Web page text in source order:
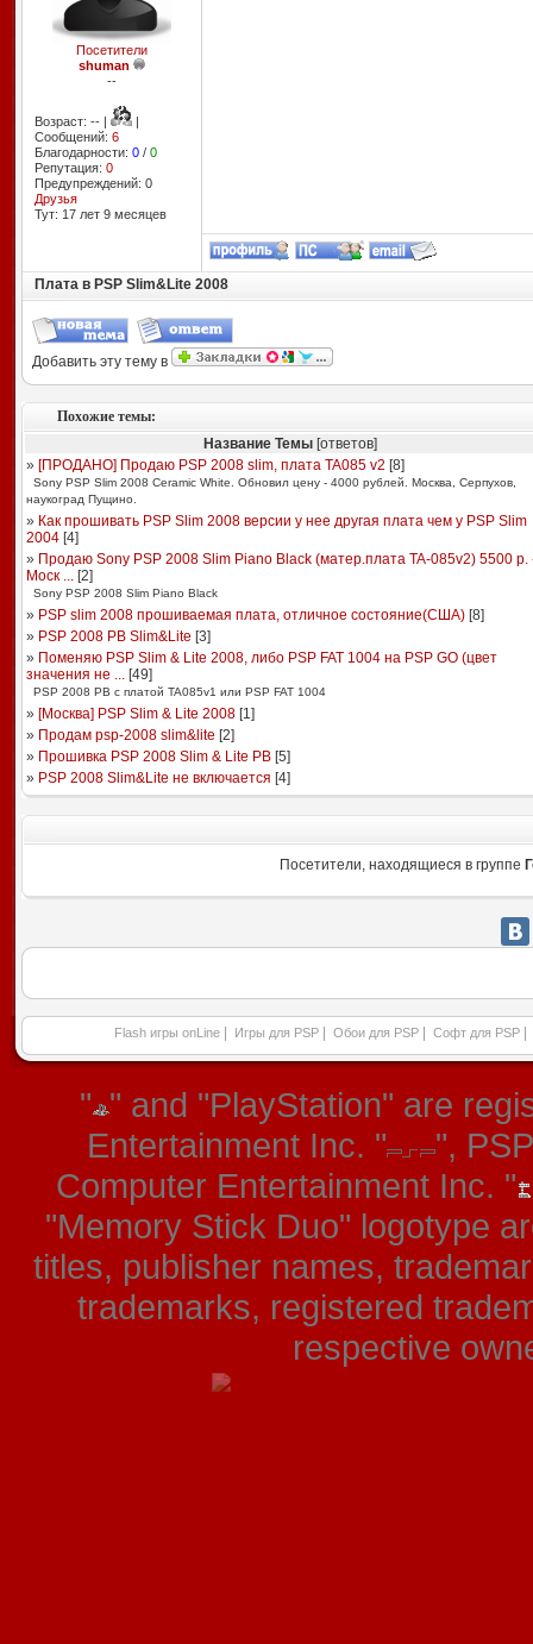
Посетители
shuman
--
Возраст: -- |
|
Сообщений: 6
Благодарности: 0/ 0
Репутация: 0
Предупреждений: 0
Друзья
Тут: 17 лет 9 месяцев
Плата в PSP Slim&Lite 2008
Добавить эту тему в
Похожие темы:
Название Темы [ответов]
» [ПРОДАНО] Продаю PSP 2008 slim, плата TA085 v2 [8]
Sony PSP Slim 2008 Ceramic White. Обновил цену - 4000 рублей. Москва, Серпухов,
наукоград Пущино.
» Как прошивать PSP Slim 2008 версии у нее другая плата чем у PSP Slim
2004[4]
» Продаю Sony PSP 2008 Slim Piano Black (матер.плата TA-085v2) 5500 р.
Моск ...[2]
Sony PSP 2008 Slim Piano Black
» PSP slim 2008 прошиваемая плата, отличное состояние(США)[8]
» PSP 2008 PB Slim&Lite [3]
» Поменяю PSP Slim & Lite 2008, либо PSP FAT 1004 на PSP GO (цвет
значения не ...[49]
PSP 2008 PB с платой TA085v1 или PSP FAT 1004
» [Москва] PSP Slim & Lite 2008[1]
» Продам psp-2008 slim&lite [2]
» Прошивка PSP 2008 Slim & Lite PB[5]
» PSP 2008 Slim&Lite не включается [4]
Посетители, находящиеся в группе
Flash игры onLine Игры для PSP Обои для PSP Софт для PSP
" " and "PlayStation" are
Entertainment Inc. "
",
Computer Entertainment Inc. "
"Memory Stick Duo" logotype
titles, publisher names,
trademarks, registered
respective